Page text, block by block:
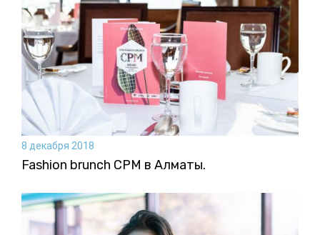
8 декабря 2018
Fashion brunch CPM в Алматы.